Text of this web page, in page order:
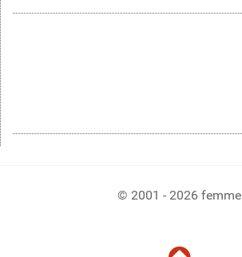
© 2001 - 2026 femme